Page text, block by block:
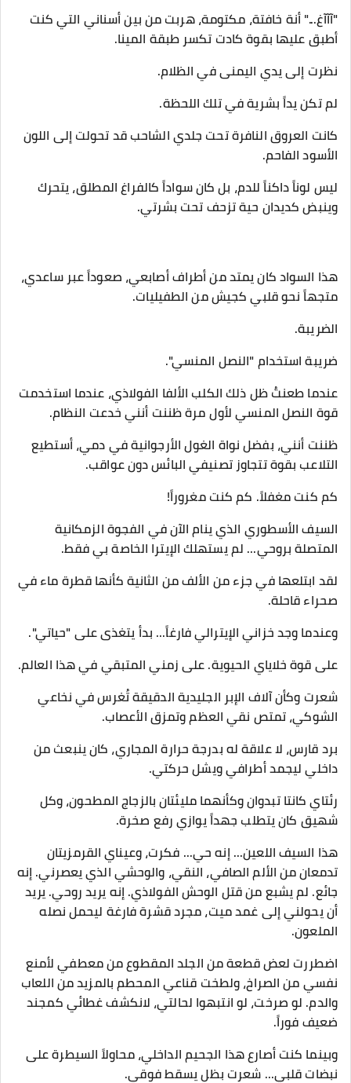
​"آآآغ..." أنة خافتة، مكتومة، هربت من بين أسناني التي كنت
أطبق عليها بقوة كادت تكسر طبقة المينا.
​نظرت إلى يدي اليمنى في الظلام.
لم تكن يداً بشرية في تلك اللحظة.
​كانت العروق النافرة تحت جلدي الشاحب قد تحولت إلى اللون
الأسود الفاحم.
ليس لوناً داكناً للدم، بل كان سواداً كالفراغ المطلق، يتحرك
وينبض كديدان حية تزحف تحت بشرتي.
هذا السواد كان يمتد من أطراف أصابعي، صعوداً عبر ساعدي،
متجهاً نحو قلبي كجيش من الطفيليات.
​الضريبة.
ضريبة استخدام "النصل المنسي".
​عندما طعنتُ ظل ذلك الكلب الألفا الفولاذي، عندما استخدمت
قوة النصل المنسي لأول مرة ظننت أنني خدعت النظام.
ظننت أنني، بفضل نواة الغول الأرجوانية في دمي، أستطيع
التلاعب بقوة تتجاوز تصنيفي البائس دون عواقب.
​كم كنت مغفلاً. كم كنت مغروراً!
​السيف الأسطوري الذي ينام الآن في الفجوة الزمكانية
المتصلة بروحي... لم يستهلك الإيترا الخاصة بي فقط.
لقد ابتلعها في جزء من الألف من الثانية كأنها قطرة ماء في
صحراء قاحلة.
وعندما وجد خزاني الإيترالي فارغاً... بدأ يتغذى على "حياتي".
على قوة خلاياي الحيوية. على زمني المتبقي في هذا العالم.
​شعرت وكأن آلاف الإبر الجليدية الدقيقة تُغرس في نخاعي
الشوكي، تمتص نقي العظم وتمزق الأعصاب.
برد قارس، لا علاقة له بدرجة حرارة المجاري، كان ينبعث من
داخلي ليجمد أطرافي ويشل حركتي.
رئتاي كانتا تبدوان وكأنهما مليئتان بالزجاج المطحون، وكل
شهيق كان يتطلب جهداً يوازي رفع صخرة.
​هذا السيف اللعين... إنه حي... فكرت، وعيناي القرمزيتان
تدمعان من الألم الصافي، النقي، والوحشي الذي يعصرني. إنه
جائع. لم يشبع من قتل الوحش الفولاذي. إنه يريد روحي. يريد
أن يحولني إلى غمد ميت، مجرد قشرة فارغة ليحمل نصله
الملعون.
​اضطررت لعض قطعة من الجلد المقطوع من معطفي لأمنع
نفسي من الصراخ، ولطخت قناعي المحطم بالمزيد من اللعاب
والدم. لو صرخت، لو انتبهوا لحالتي، لانكشف غطائي كمجند
ضعيف فوراً.
​وبينما كنت أصارع هذا الجحيم الداخلي، محاولاً السيطرة على
نبضات قلبي... شعرت بظل يسقط فوقي.